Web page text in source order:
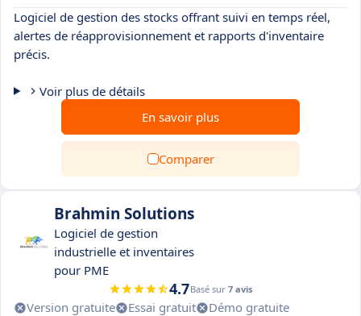
Logiciel de gestion des stocks offrant suivi en temps réel,
alertes de réapprovisionnement et rapports d'inventaire
précis.
Voir plus de détails
En savoir plus
Comparer
Brahmin Solutions
Logiciel de gestion
industrielle et inventaires
pour PME
4.7Basé sur 7 avis
Version gratuite Essai gratuit
Démo gratuite